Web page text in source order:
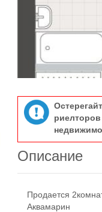
Описание
Продается
Аквамарин